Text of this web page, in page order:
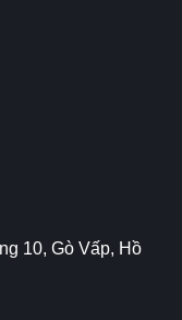
10, Gò Vấp, Hồ